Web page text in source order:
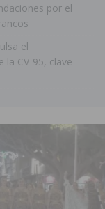
por el
el
la CV-95, clave